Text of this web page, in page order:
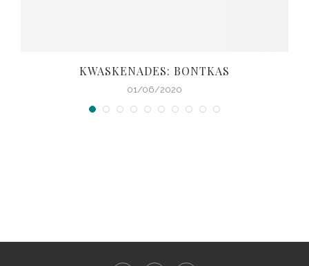
KWASKENADES: BONTKAS
01/06/2020